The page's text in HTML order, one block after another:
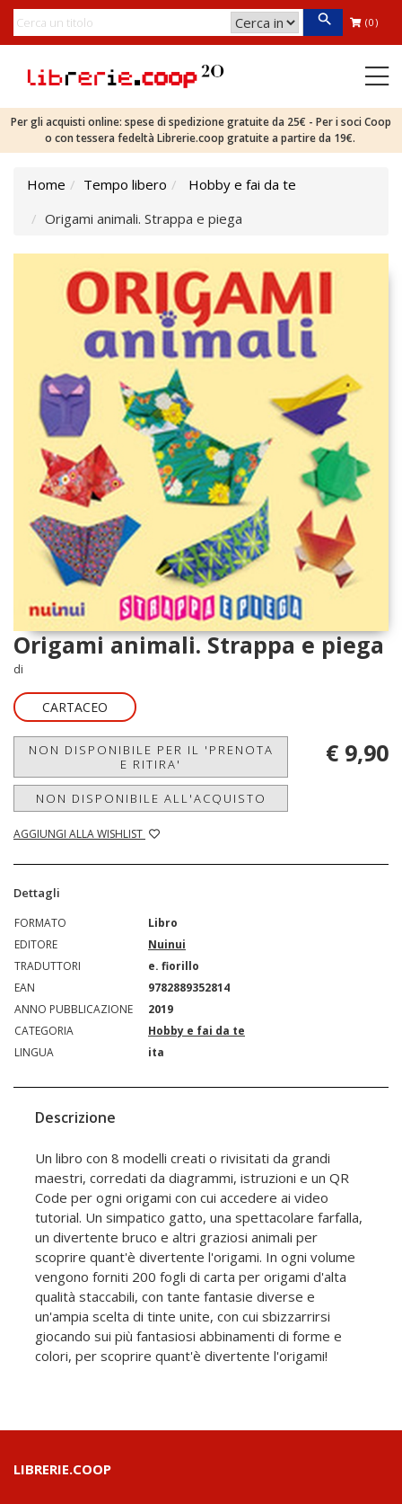
(0)
Per gli acquisti online: spese di spedizione gratuite da 25€ - Per i soci Coop
o con tessera fedeltà Librerie.coop gratuite a partire da 19€.
Home Tempo libero
Hobby e fai da te
Origami animali. Strappa e piega
Origami animali. Strappa e piega
di
CARTACEO
NON DISPONIBILE PER IL 'PRENOTA
E RITIRA'
NON DISPONIBILE ALL'ACQUISTO
AGGIUNGI ALLA WISHLIST
€ 9,90
Dettagli
FORMATO
Libro
EDITORE
Nuinui
TRADUTTORI
e. fiorillo
EAN
9782889352814
ANNO PUBBLICAZIONE
2019
CATEGORIA
Hobby e fai da te
LINGUA
ita
Descrizione
Un libro con 8 modelli creati o rivisitati da grandi
maestri, corredati da diagrammi, istruzioni e un QR
Code per ogni origami con cui accedere ai video
tutorial. Un simpatico gatto, una spettacolare farfalla,
un divertente bruco e altri graziosi animali per
scoprire quant'è divertente l'origami. In ogni volume
vengono forniti 200 fogli di carta per origami d'alta
qualità staccabili, con tante fantasie diverse e
un'ampia scelta di tinte unite, con cui sbizzarrirsi
giocando sui più fantasiosi abbinamenti di forme e
colori, per scoprire quant'è divertente l'origami!
LIBRERIE.COOP